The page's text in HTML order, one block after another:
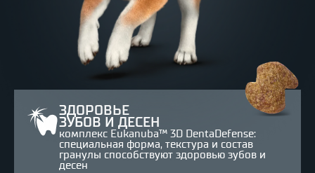
ЗДОРОВЬЕ
ЗУБОВ И ДЕСЕН
комплекс Eukanuba™ 3D DentaDefense:
специальная форма, текстура и состав
гранулы способствуют здоровью зубов и
десен